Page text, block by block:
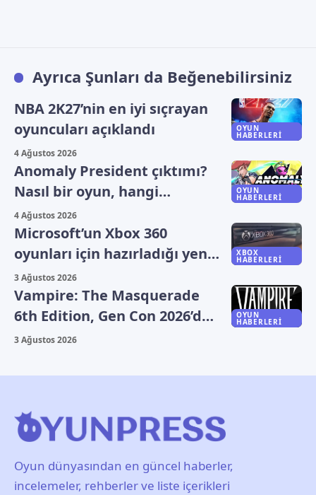
Ayrıca Şunları da Beğenebilirsiniz
OYUN
HABERLERI
NBA 2K27’nin en iyi sıçrayan
oyuncuları açıklandı
4 Ağustos 2026
OYUN
HABERLERI
Anomaly President çıktımı?
Nasıl bir oyun, hangi
platformlarda oynanıyor?
4 Ağustos 2026
XBOX
HABERLERI
Microsoft’un Xbox 360
oyunları için hazırladığı yeni
plan sızdı
3 Ağustos 2026
OYUN
HABERLERI
Vampire: The Masquerade
6th Edition, Gen Con 2026’da
duyuruldu
3 Ağustos 2026
Oyun dünyasından en güncel haberler,
incelemeler, rehberler ve liste içerikleri